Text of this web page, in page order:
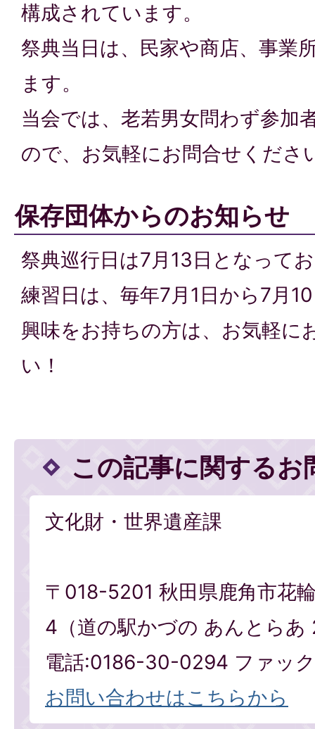
構成されています。
祭典当日は、民家や商店、事業
ます。
当会では、老若男女問わず参加
ので、お気軽にお問合せくださ
保存団体からのお知らせ
祭典巡行日は7月13日となって
練習日は、毎年7月1日から7月
興味をお持ちの方は、お気軽に
い！
この記事に関するお
文化財・世界遺産課
〒018-5201 秋田県鹿角市花
4（道の駅かづの あんとらあ
電話:0186-30-0294 ファッ
お問い合わせはこちらから